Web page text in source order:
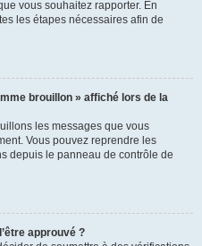
vous souhaitez rapporter. En
les étapes nécessaires afin de
brouillon » affiché lors de la
les messages que vous
Vous pouvez reprendre les
depuis le panneau de contrôle de
approuvé ?